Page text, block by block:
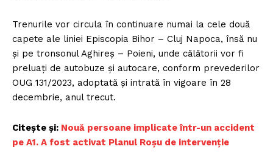
Trenurile vor circula în continuare numai la cele două
capete ale liniei Episcopia Bihor – Cluj Napoca, însă nu
și pe tronsonul Aghireș – Poieni, unde călătorii vor fi
preluați de autobuze și autocare, conform prevederilor
OUG 131/2023, adoptată și intrată în vigoare în 28
decembrie, anul trecut.
Citește și: Nouă persoane implicate într-un accident
pe A1. A fost activat Planul Roșu de intervenție